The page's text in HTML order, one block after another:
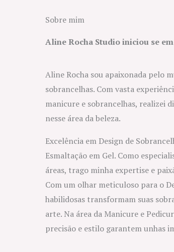
Sobre mim
Aline Rocha Studio iniciou se
Aline Rocha sou apaixonada pelo
sobrancelhas. Com vasta
manicure e sobrancelhas, realizei
nesse área da beleza.
Excelência em Design de
Esmaltação em Gel. Como
áreas, trago minha expertise e
Com um olhar meticuloso para o
habilidosas transformam suas
arte. Na área da Manicure e
precisão e estilo garantem unhas